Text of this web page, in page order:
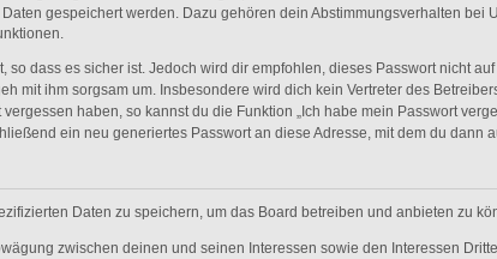
gespeichert werden. Dazu gehören dein Abstimmungsverhalten bei
dass es sicher ist. Jedoch wird dir empfohlen, dieses Passwort nicht
mit ihm sorgsam um. Insbesondere wird dich kein Vertreter des
haben, so kannst du die Funktion „Ich habe mein Passwort
ein neu generiertes Passwort an diese Adresse, mit dem du dann
Daten zu speichern, um das Board betreiben und anbieten zu
zwischen deinen und seinen Interessen sowie den Interessen